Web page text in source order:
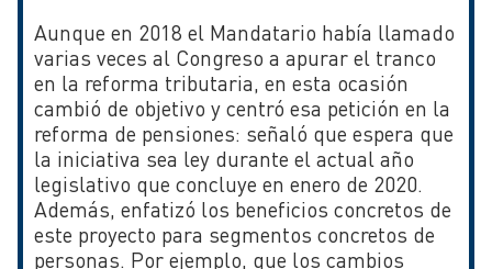
Aunque en 2018 el Mandatario había llamado
varias veces al Congreso a apurar el tranco
en la reforma tributaria, en esta ocasión
cambió de objetivo y centró esa petición en la
reforma de pensiones: señaló que espera que
la iniciativa sea ley durante el actual año
legislativo que concluye en enero de 2020.
Además, enfatizó los beneficios concretos de
este proyecto para segmentos concretos de
personas. Por ejemplo, que los cambios